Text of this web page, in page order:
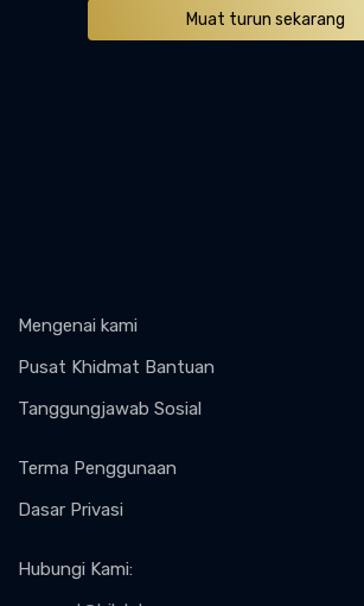
Muat turun sekarang
Mengenai kami
Pusat Khidmat Bantuan
Tanggungjawab Sosial
Terma Penggunaan
Dasar Privasi
Hubungi Kami: